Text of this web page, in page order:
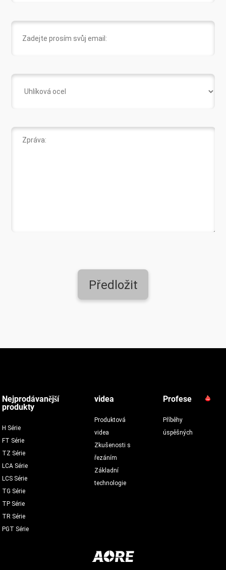
Předložit
Nejprodávanější
produkty
H Série
FT Série
TZ Série
LCA Série
LCS Série
TG Série
TP Série
TR Série
PGT Série
videa
Produktová
videa
Zkušenosti s
řezáním
Základní
technologie
Profese
Příběhy
úspěšných